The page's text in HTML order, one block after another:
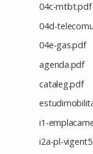
04c-mtbt.pdf
04d-
04e-gas.pdf
agenda.pdf
cataleg.pdf
i1-
i2a-pl-